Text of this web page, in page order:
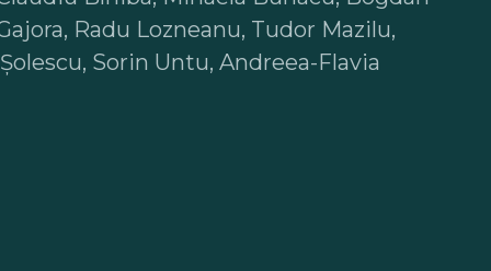
Radu Lozneanu, Tudor Mazilu,
Sorin Untu, Andreea-Flavia